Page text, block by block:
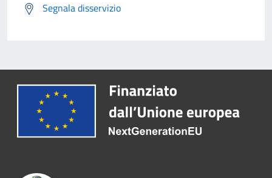
Segnala disservizio